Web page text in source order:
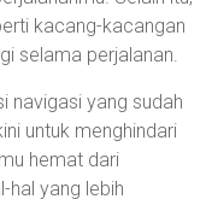
kacang-kacangan
selama perjalanan.
navigasi yang sudah
untuk menghindari
hemat dari
hal yang lebih